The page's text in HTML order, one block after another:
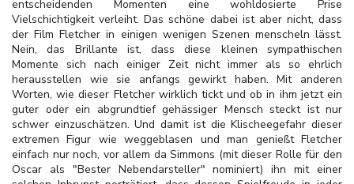
entscheidenden Momenten eine wohldosierte Prise
Vielschichtigkeit verleiht. Das schöne dabei ist aber nicht, dass
der Film Fletcher in einigen wenigen Szenen menscheln lässt.
Nein, das Brillante ist, dass diese kleinen sympathischen
Momente sich nach einiger Zeit nicht immer als so ehrlich
herausstellen wie sie anfangs gewirkt haben. Mit anderen
Worten, wie dieser Fletcher wirklich tickt und ob in ihm jetzt ein
guter oder ein abgrundtief gehässiger Mensch steckt ist nur
schwer einzuschätzen. Und damit ist die Klischeegefahr dieser
extremen Figur wie weggeblasen und man genießt Fletcher
einfach nur noch, vor allem da Simmons (mit dieser Rolle für den
Oscar als "Bester Nebendarsteller" nominiert) ihn mit einer